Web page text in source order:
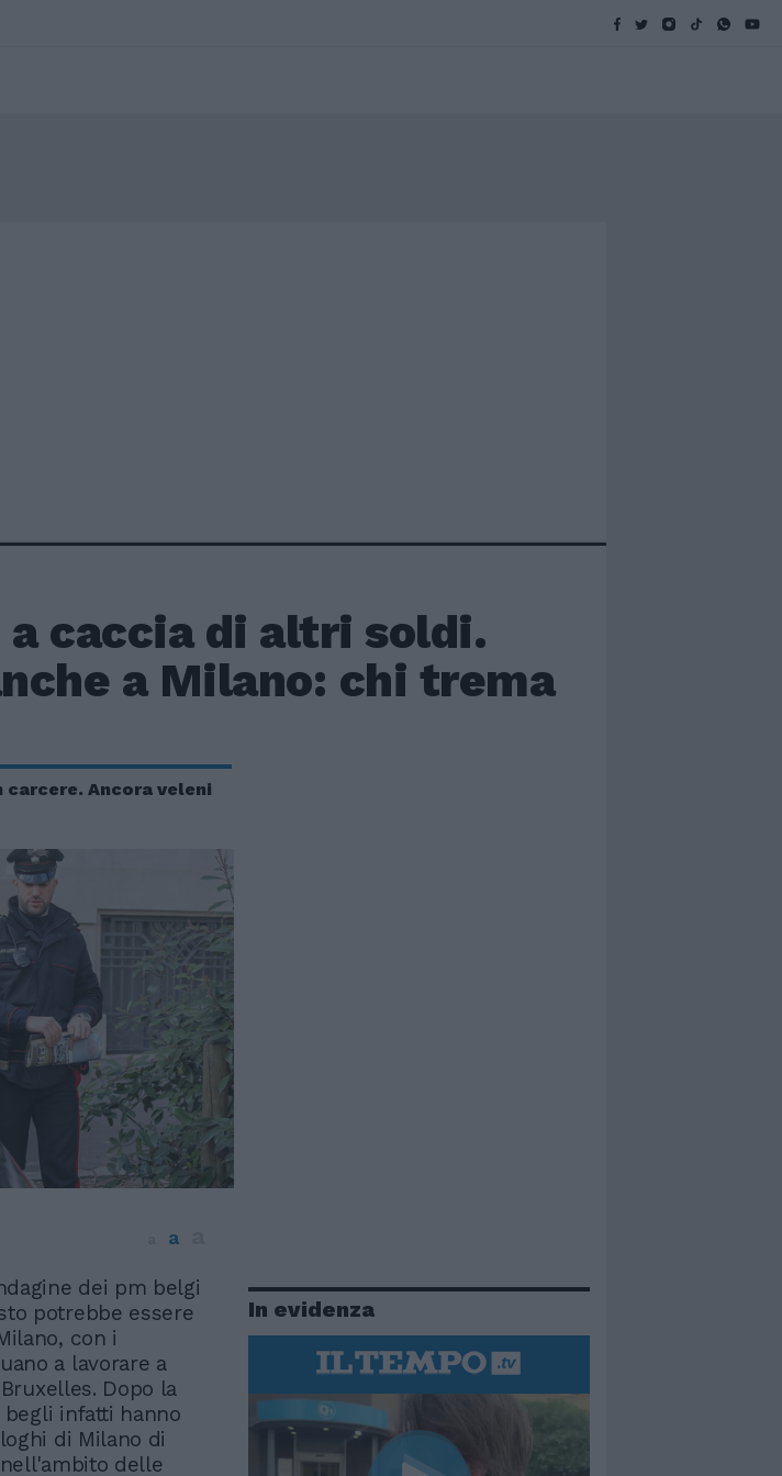
a caccia di altri soldi.
a Milano: chi trema
carcere. Ancora veleni
a
dei pm belgi
potrebbe essere
con i
a lavorare a
Dopo la
infatti hanno
di Milano di
delle
In evidenza